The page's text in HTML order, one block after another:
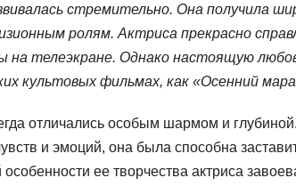
стремительно. Она получила
ролям. Актриса прекрасно
на телеэкране. Однако настоящую
культовых фильмах, как «Осенний
отличались особым шармом и
и эмоций, она была способна
ее творчества актриса